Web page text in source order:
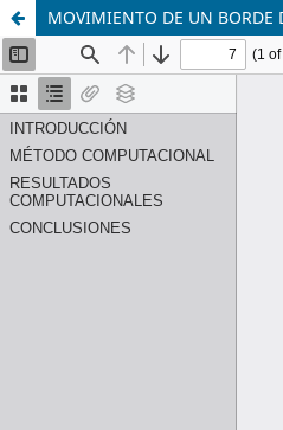
MOVIMIENTO DE UN BORDE